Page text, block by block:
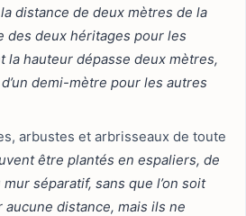
la distance de deux mètres de la
des deux héritages pour les
la hauteur dépasse deux mètres,
demi-mètre pour les autres
arbustes et arbrisseaux de toute
être plantés en espaliers, de
séparatif, sans que l’on soit
aucune distance, mais ils ne